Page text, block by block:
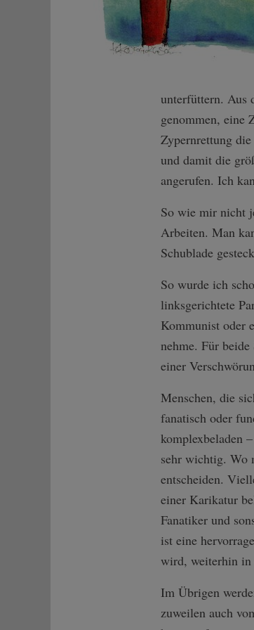
unterfüttern. Aus
genommen, eine
Zypernrettung
und damit die
angerufen. Ich
So wie mir nicht
Arbeiten. Man
Schublade
So wurde ich
linksgerichtete
Kommunist oder
nehme. Für
einer
Menschen, die
fanatisch oder
komplexbeladen
sehr wichtig. Wo
entscheiden.
einer Karikatur
Fanatiker und
ist eine
wird, weiterhin in
Im Übrigen
zuweilen auch